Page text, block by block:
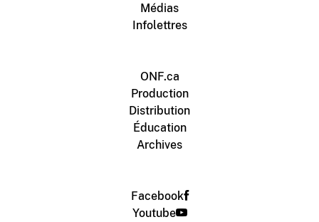
Médias
Infolettres
ONF.ca
Production
Distribution
Éducation
Archives
Facebook
Youtube